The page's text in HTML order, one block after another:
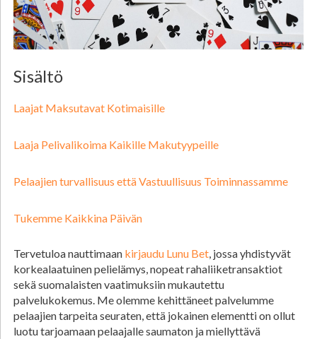
Sisältö
Laajat Maksutavat Kotimaisille
Laaja Pelivalikoima Kaikille Makutyypeille
Pelaajien turvallisuus että Vastuullisuus Toiminnassamme
Tukemme Kaikkina Päivän
Tervetuloa nauttimaan kirjaudu Lunu Bet, jossa yhdistyvät
korkealaatuinen pelielämys, nopeat rahaliiketransaktiot
sekä suomalaisten vaatimuksiin mukautettu
palvelukokemus. Me olemme kehittäneet palvelumme
pelaajien tarpeita seuraten, että jokainen elementti on ollut
luotu tarjoamaan pelaajalle saumaton ja miellyttävä